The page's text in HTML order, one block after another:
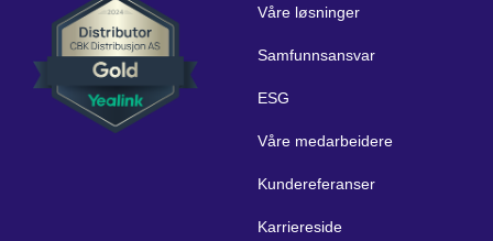
Våre løsninger
Samfunnsansvar
ESG
Våre medarbeidere
Kundereferanser
Karriereside